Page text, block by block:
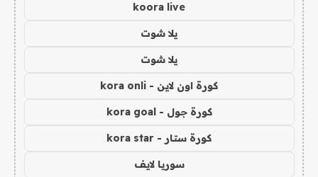
koora live
يلا شوت
يلا شوت
كورة اون لاين - kora onli
كورة جول - kora goal
كورة ستار - kora star
سوريا لايف